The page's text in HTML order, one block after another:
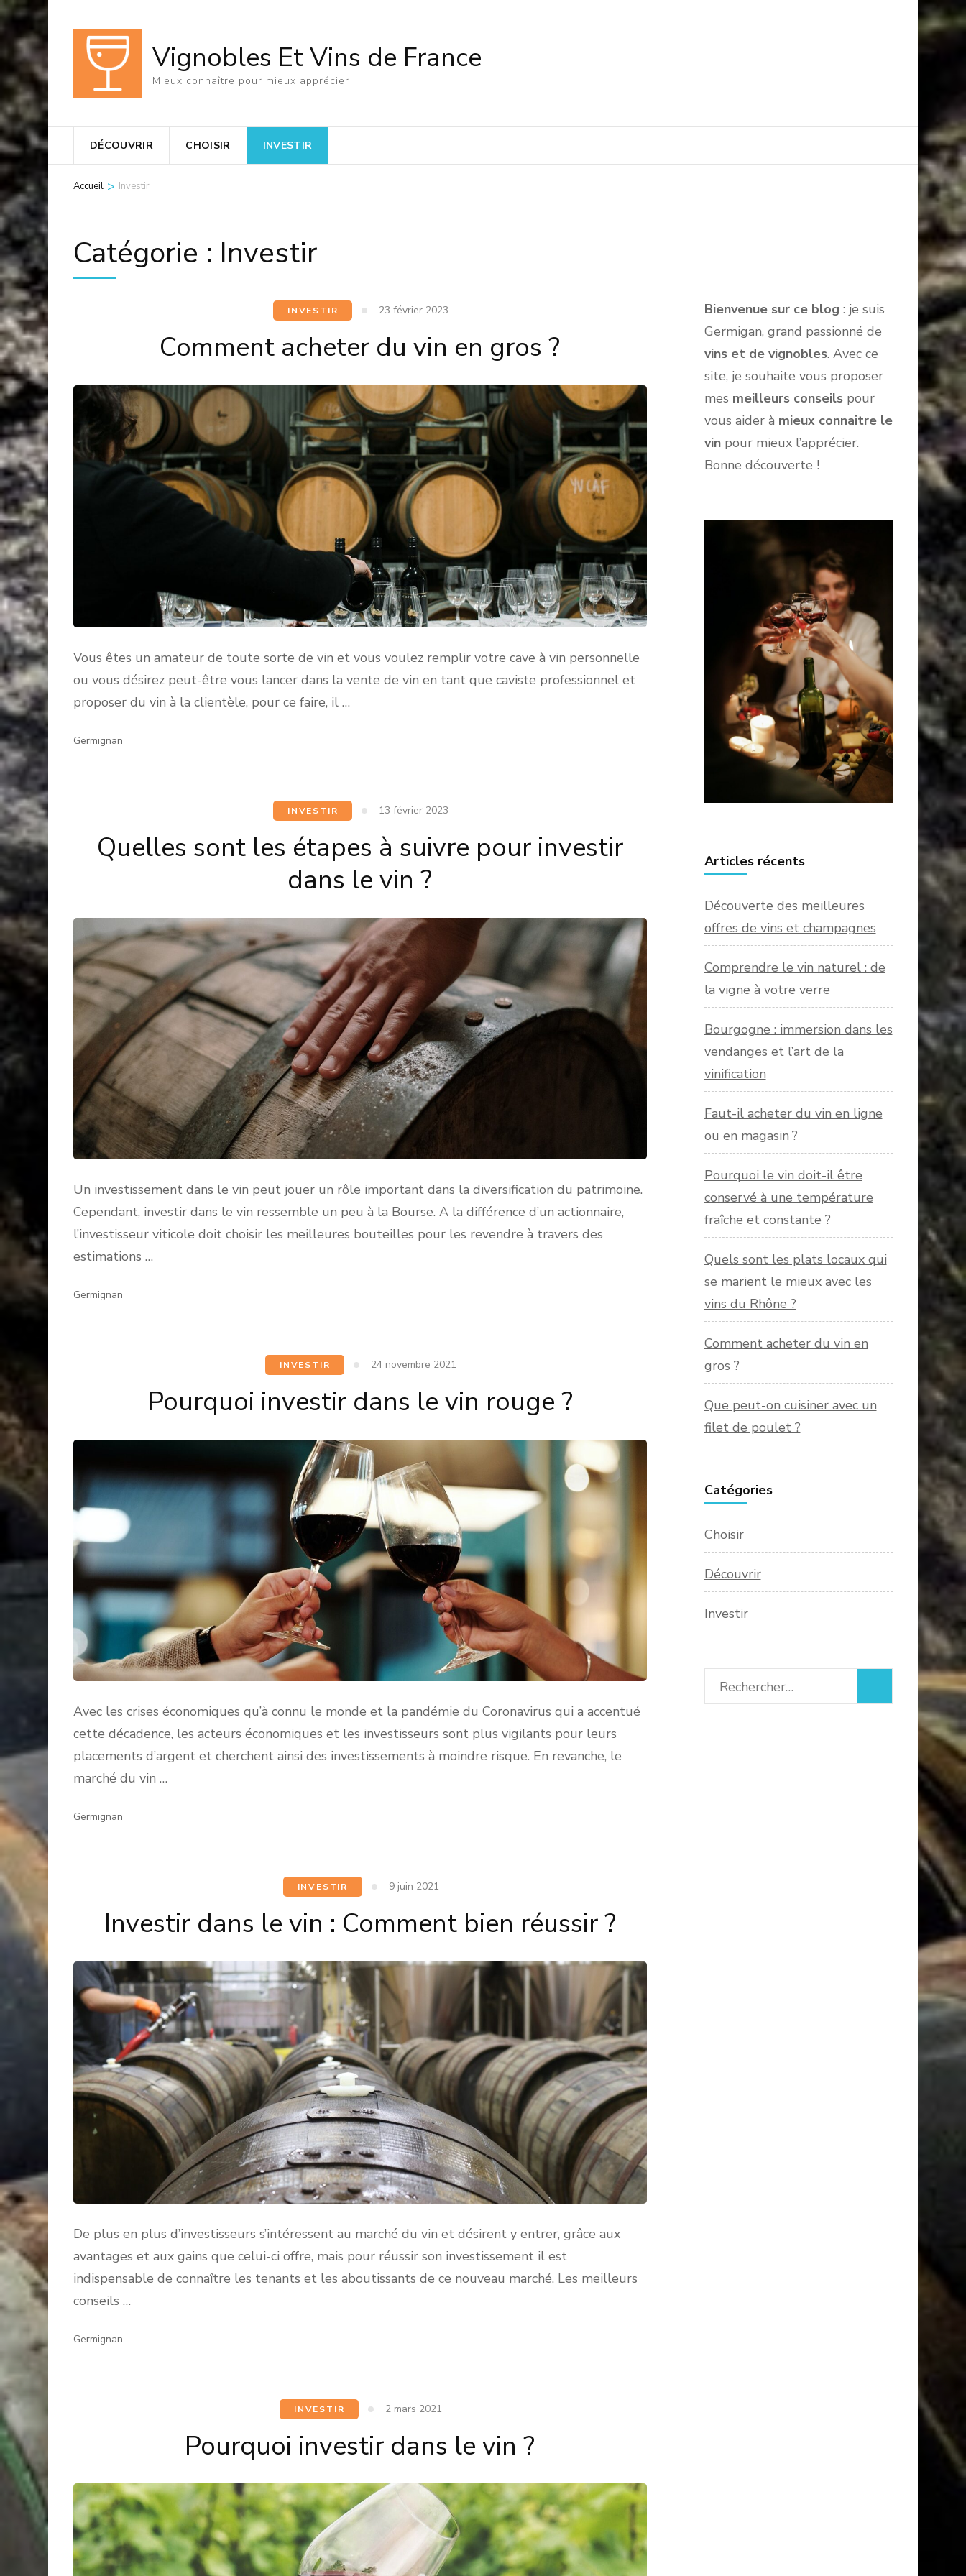
contenu
(Pressez
Entrée)
Vignobles Et Vins de France
Mieux connaître pour mieux apprécier
DÉCOUVRIR CHOISIR INVESTIR
Accueil > Investir
Catégorie : Investir
INVESTIR 23 février 2023
Comment acheter du vin en gros ?
Vous êtes un amateur de toute sorte de vin et vous voulez remplir votre cave à vin personnelle
ou vous désirez peut-être vous lancer dans la vente de vin en tant que caviste professionnel et
proposer du vin à la clientèle, pour ce faire, il …
Germignan
INVESTIR 13 février 2023
Quelles sont les étapes à suivre pour investir
dans le vin ?
Un investissement dans le vin peut jouer un rôle important dans la diversification du patrimoine.
Cependant, investir dans le vin ressemble un peu à la Bourse. A la différence d’un actionnaire,
l’investisseur viticole doit choisir les meilleures bouteilles pour les revendre à travers des
estimations …
Germignan
INVESTIR 24 novembre 2021
Pourquoi investir dans le vin rouge ?
Avec les crises économiques qu’à connu le monde et la pandémie du Coronavirus qui a accentué
cette décadence, les acteurs économiques et les investisseurs sont plus vigilants pour leurs
placements d’argent et cherchent ainsi des investissements à moindre risque. En revanche, le
marché du vin …
Germignan
INVESTIR 9 juin 2021
Investir dans le vin : Comment bien réussir ?
De plus en plus d’investisseurs s’intéressent au marché du vin et désirent y entrer, grâce aux
avantages et aux gains que celui-ci offre, mais pour réussir son investissement il est
indispensable de connaître les tenants et les aboutissants de ce nouveau marché. Les meilleurs
conseils …
Germignan
INVESTIR 2 mars 2021
Pourquoi investir dans le vin ?
Bienvenue sur ce blog : je suis
Germigan, grand passionné de
vins et de vignobles. Avec ce
site, je souhaite vous proposer
mes meilleurs conseilspour
vous aider à mieux connaitre le
vinpour mieux l’apprécier.
Bonne découverte !
Articles récents
Découverte des meilleures
offres de vins et champagnes
Comprendre le vin naturel : de
la vigne à votre verre
Bourgogne : immersion dans les
vendanges et l’art de la
vinification
Faut-il acheter du vin en ligne
ou en magasin ?
Pourquoi le vin doit-il être
conservé à une température
fraîche et constante ?
Quels sont les plats locaux qui
se marient le mieux avec les
vins du Rhône ?
Comment acheter du vin en
gros ?
Que peut-on cuisiner avec un
filet de poulet ?
Catégories
Choisir
Découvrir
Investir
Rechercher :